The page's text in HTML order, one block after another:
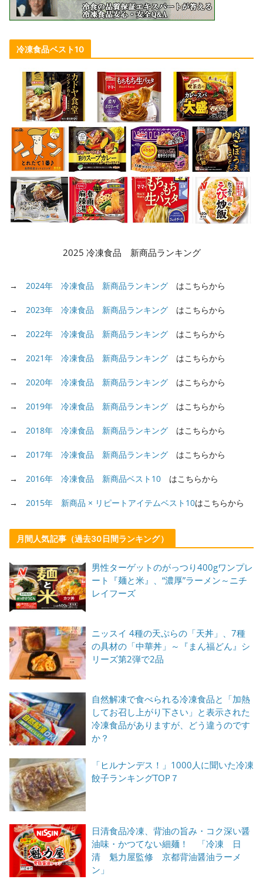
冷凍食品ベスト10
2025 冷凍食品 新商品ランキング
→ 2024年 冷凍食品 新商品ランキング はこちらから
→ 2023年 冷凍食品 新商品ランキング はこちらから
→ 2022年 冷凍食品 新商品ランキング はこちらから
→ 2021年 冷凍食品 新商品ランキング はこちらから
→ 2020年 冷凍食品 新商品ランキング はこちらから
→ 2019年 冷凍食品 新商品ランキング はこちらから
→ 2018年 冷凍食品 新商品ランキング はこちらから
→ 2017年 冷凍食品 新商品ランキング はこちらから
→ 2016年 冷凍食品 新商品ベスト10 はこちらから
→ 2015年 新商品 × リピートアイテムベスト10はこちらから
月間人気記事（過去30日間ランキング）
男性ターゲットのがっつり400gワンプレ
ート『麺と米』、“濃厚”ラーメン～ニチ
レイフーズ
ニッスイ 4種の天ぷらの「天丼」、7種
の具材の「中華丼」～『まん福どん』シ
リーズ第2弾で2品
自然解凍で食べられる冷凍食品と「加熱
してお召し上がり下さい」と表示された
冷凍食品がありますが、どう違うのです
か？
「ヒルナンデス！」1000人に聞いた冷凍
餃子ランキングTOP７
日清食品冷凍、背油の旨み・コク深い醤
油味・かつてない細麺！ 「冷凍 日
清 魁力屋監修 京都背油醤油ラーメ
ン」